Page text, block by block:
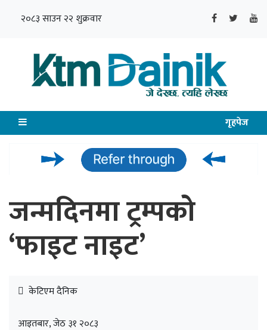
२०८३ साउन २२ शुक्रवार
गृहपेज
जन्मदिनमा ट्रम्पको
‘फाइट नाइट’
केटिएम दैनिक
आइतबार, जेठ ३१ २०८३